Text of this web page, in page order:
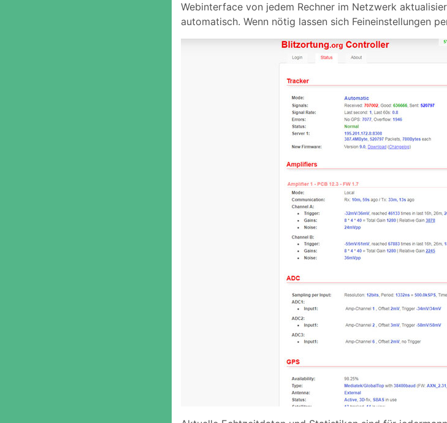
Webinterface von jedem Rechner im Netzwerk
automatisch. Wenn nötig lassen sich Feineinstellungen